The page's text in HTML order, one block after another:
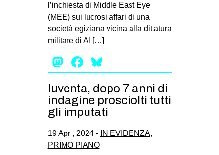
MONDO
EVENTI
tw
ms
l’inchiesta di Middle East Eye
(MEE) sui lucrosi affari di una
società egiziana vicina alla dittatura
militare di Al […]
Mastodon
Facebook
Iuventa, dopo 7 anni di
indagine prosciolti tutti
gli imputati
19 Apr , 2024 - IN EVIDENZA,
PRIMO PIANO